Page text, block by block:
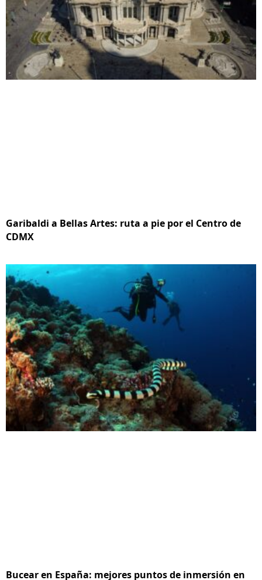
Garibaldi a Bellas Artes: ruta a pie por el Centro de
CDMX
Bucear en España: mejores puntos de inmersión en